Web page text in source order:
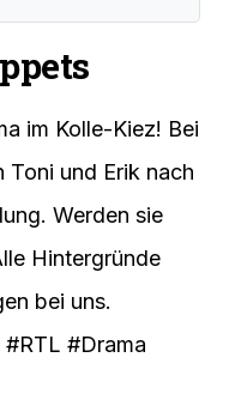
im Kolle-Kiez! Bei
Toni und Erik nach
Werden sie
Hintergründe
bei uns.
#Drama